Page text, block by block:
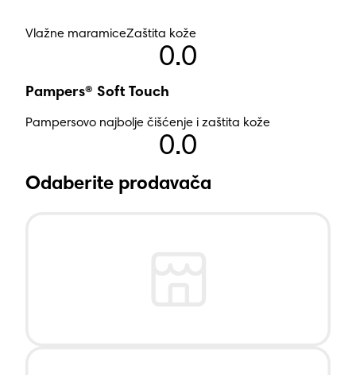
Vlažne maramiceZaštita kože
0.0
Pampers® Soft Touch
Pampersovo najbolje čišćenje i zaštita kože
0.0
Odaberite prodavača